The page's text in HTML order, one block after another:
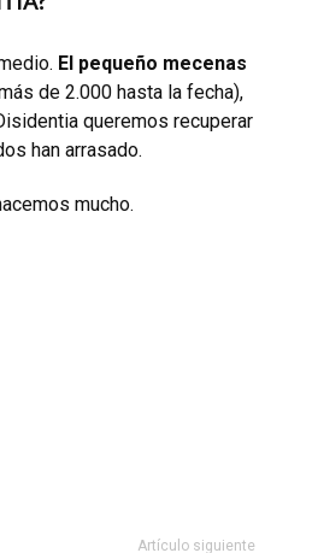
El pequeño mecenas
de 2.000 hasta la fecha),
queremos recuperar
han arrasado.
mucho.
Artículo siguiente